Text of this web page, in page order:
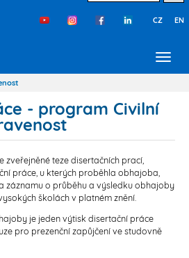
Třetí
CZ EN
- program Civilní
zveřejněné teze disertačních prací,
práce, u kterých proběhla obhajoba,
záznamu o průběhu a výsledku obhajoby
školách v platném znění.
je jeden výtisk disertační práce
pro prezenční zapůjčení ve studovně